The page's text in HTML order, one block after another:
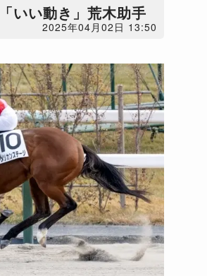
いい動き」荒木助手
2025年04月02日 13:50